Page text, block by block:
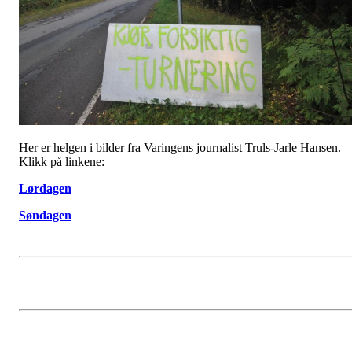
Her er helgen i bilder fra Varingens journalist Truls-Jarle Hansen.
Klikk på linkene:
Lørdagen
Søndagen